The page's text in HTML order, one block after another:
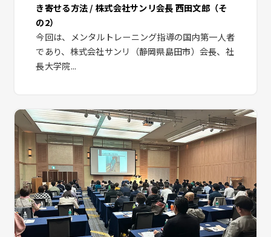
き寄せる方法 / 株式会社サンリ会長 西田文郎（そ
の2）
今回は、メンタルトレーニング指導の国内第一人者
であり、株式会社サンリ（静岡県島田市）会長、社
長大学院...